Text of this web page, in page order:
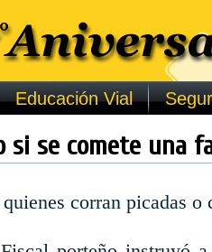
Educación Vial
si se comete una
corran picadas o